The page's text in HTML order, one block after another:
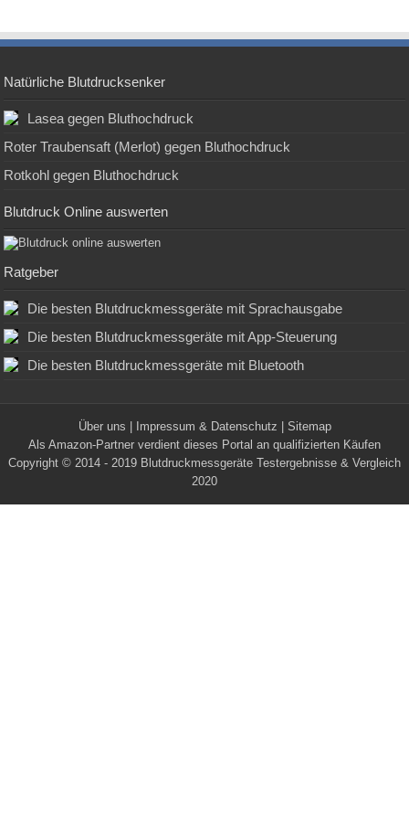
Natürliche Blutdrucksenker
Lasea gegen Bluthochdruck
Roter Traubensaft (Merlot) gegen Bluthochdruck
Rotkohl gegen Bluthochdruck
Blutdruck Online auswerten
Ratgeber
Die besten Blutdruckmessgeräte mit Sprachausgabe
Die besten Blutdruckmessgeräte mit App-Steuerung
Die besten Blutdruckmessgeräte mit Bluetooth
Über uns Impressum & Datenschutz
Sitemap
Als Amazon-Partner verdient dieses Portal an qualifizierten Käufen
Copyright © 2014 - 2019 Blutdruckmessgeräte Testergebnisse & Vergleich
2020